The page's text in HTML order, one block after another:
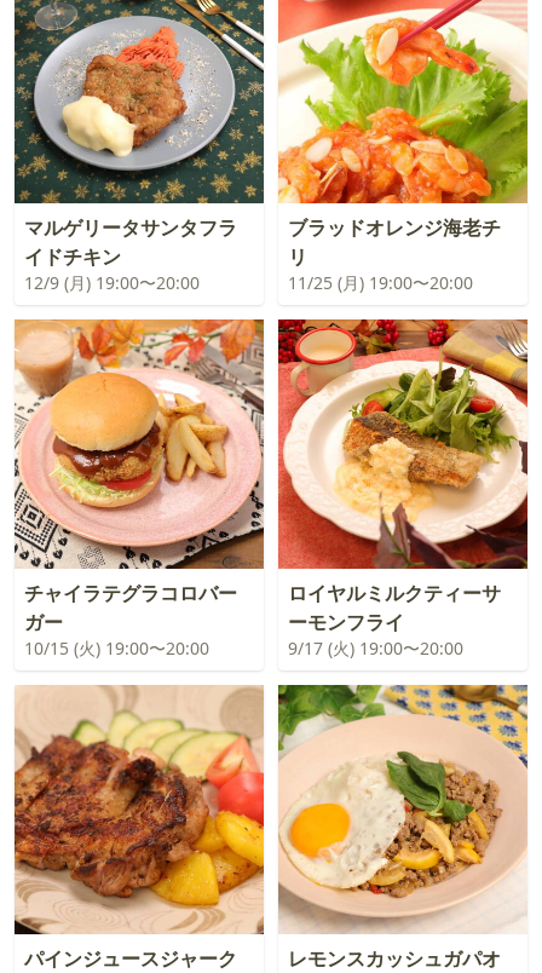
マルゲリータサンタフラ
イドチキン
12/9 (月) 19:00〜20:00
ブラッドオレンジ海老チ
リ
11/25 (月) 19:00〜20:00
チャイラテグラコロバー
ガー
10/15 (火) 19:00〜20:00
ロイヤルミルクティーサ
ーモンフライ
9/17 (火) 19:00〜20:00
パインジュースジャーク
レモンスカッシュガパオ